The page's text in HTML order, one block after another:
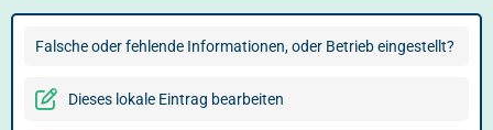
Falsche oder fehlende Informationen, oder Betrieb eingestellt?
Dieses lokale Eintrag bearbeiten